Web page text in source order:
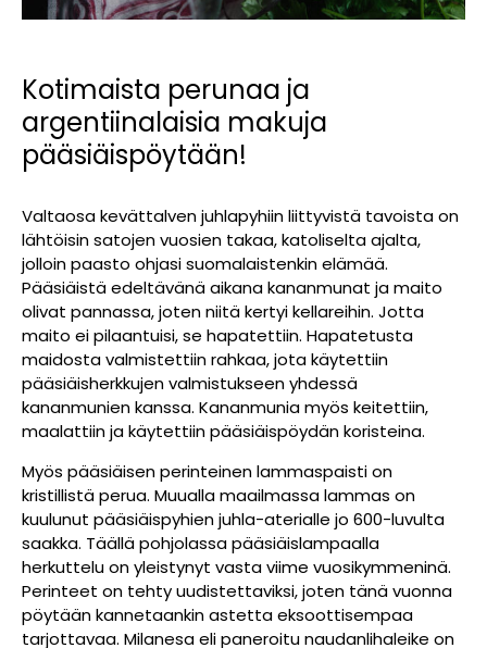
Kotimaista perunaa ja
argentiinalaisia makuja
pääsiäispöytään!
Valtaosa kevättalven juhlapyhiin liittyvistä tavoista on
lähtöisin satojen vuosien takaa, katoliselta ajalta,
jolloin paasto ohjasi suomalaistenkin elämää.
Pääsiäistä edeltävänä aikana kananmunat ja maito
olivat pannassa, joten niitä kertyi kellareihin. Jotta
maito ei pilaantuisi, se hapatettiin. Hapatetusta
maidosta valmistettiin rahkaa, jota käytettiin
pääsiäisherkkujen valmistukseen yhdessä
kananmunien kanssa. Kananmunia myös keitettiin,
maalattiin ja käytettiin pääsiäispöydän koristeina.
Myös pääsiäisen perinteinen lammaspaisti on
kristillistä perua. Muualla maailmassa lammas on
kuulunut pääsiäispyhien juhla-aterialle jo 600-luvulta
saakka. Täällä pohjolassa pääsiäislampaalla
herkuttelu on yleistynyt vasta viime vuosikymmeninä.
Perinteet on tehty uudistettaviksi, joten tänä vuonna
pöytään kannetaankin astetta eksoottisempaa
tarjottavaa. Milanesa eli paneroitu naudanlihaleike on